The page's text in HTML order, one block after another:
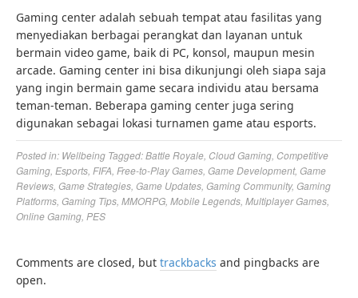
Gaming center adalah sebuah tempat atau fasilitas yang
menyediakan berbagai perangkat dan layanan untuk
bermain video game, baik di PC, konsol, maupun mesin
arcade. Gaming center ini bisa dikunjungi oleh siapa saja
yang ingin bermain game secara individu atau bersama
teman-teman. Beberapa gaming center juga sering
digunakan sebagai lokasi turnamen game atau esports.
Posted in: Wellbeing Tagged:Battle Royale Cloud Gaming Competitive
Gaming Esports FIFA Free-to-Play Games Game Development, Game
Reviews Game Strategies Game Updates Gaming Community, Gaming
Platforms Gaming Tips MMORPG Mobile Legends Multiplayer Games
Online Gaming PES
Comments are closed, but trackbacks and pingbacks are
open.